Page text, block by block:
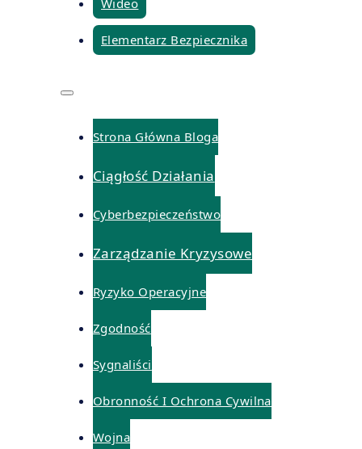
Wideo
Elementarz Bezpiecznika
Strona Główna Bloga
Ciągłość Działania
Cyberbezpieczeństwo
Zarządzanie Kryzysowe
Ryzyko Operacyjne
Zgodność
Sygnaliści
Obronność I Ochrona Cywilna
Wojna